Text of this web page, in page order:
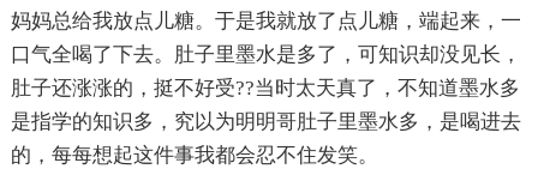
妈妈总给我放点儿糖。于是我就放了点儿糖，端起来，一
口气全喝了下去。肚子里墨水是多了，可知识却没见长，
肚子还涨涨的，挺不好受??当时太天真了，不知道墨水多
是指学的知识多，究以为明明哥肚子里墨水多，是喝进去
的，每每想起这件事我都会忍不住发笑。